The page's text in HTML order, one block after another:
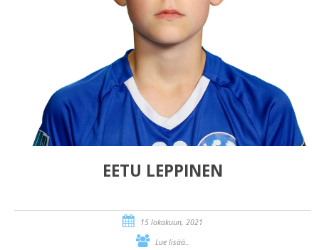
EETU LEPPINEN
15 lokakuun, 2021
Lue lisää..